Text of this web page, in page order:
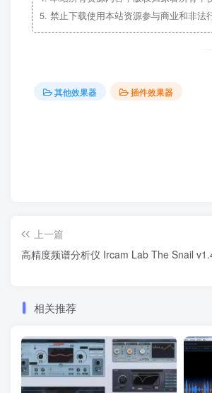
5. 禁止下载使用本站资源参与商业和非法
其他效果器 插件效果器
上一篇
高精度频谱分析仪 Ircam Lab The Snail
相关推荐